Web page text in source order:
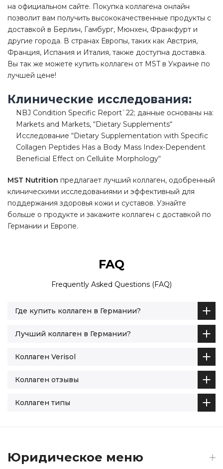
на официальном сайте. Покупка коллагена онлайн
позволит вам получить высококачественные продукты с
доставкой в Берлин, Гамбург, Мюнхен, Франкфурт и
другие города. В странах Европы, таких как Австрия,
Франция, Испания и Италия, также доступна доставка.
Вы так же можете купить коллаген от MST в Украине по
лучшей цене!
Клинические исследования:
NBJ Condition Specific Report`22; данные основаны на:
Markets and Markets, “Dietary Supplements“
Исследование “Dietary Supplementation with Specific
Collagen Peptides Has a Body Mass Index-Dependent
Beneficial Effect on Cellulite Morphology“
MST Nutrition предлагает лучший коллаген, одобренный
клиническими исследованиями и эффективный для
поддержания здоровья кожи и суставов. Узнайте
больше о продукте и закажите коллаген с доставкой по
Германии и Европе.
FAQ
Frequently Asked Questions (FAQ)
Где купить коллаген в Германии?
Лучший коллаген в Германии?
Коллаген Verisol
Коллаген отзывы
Коллаген типы
Юридическое меню